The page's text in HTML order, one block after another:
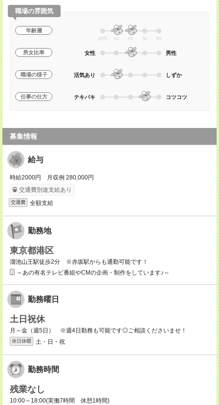
職場の雰囲気
年齢層
20代 30 40 50 60
男女比率 女性 男性
職場の様子 活気あり しずか
仕事の仕方 テキパキ コツコツ
募集情報
給与
時給2000円 月収例 280,000円
交通費別途支給あり
交通費 全額支給
勤務地
東京都港区
溜池山王駅徒歩2分 ※赤坂駅からも通勤可能です！
～あの有名テレビ番組やCMの企画・制作をしています♪～
勤務曜日
土日祝休
月～金（週5日） ※週4日勤務も可能です◎ご相談くださいませ！
休日休暇 土・日・祝
勤務時間
残業なし
10:00～18:00(実働7時間 休憩1時間)